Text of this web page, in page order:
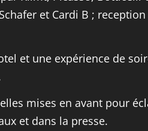
et Cardi B ;
et une expérience de
mises en avant pour
et dans la presse.